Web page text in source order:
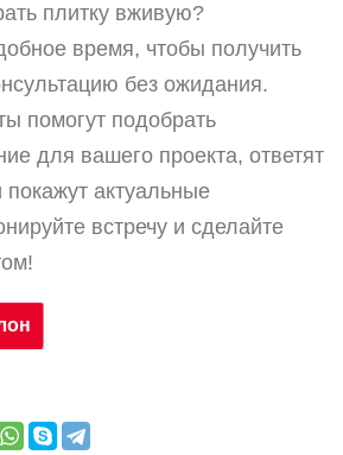
плитку вживую?
время, чтобы получить
без ожидания.
помогут подобрать
для вашего проекта, ответят
актуальные
встречу и сделайте